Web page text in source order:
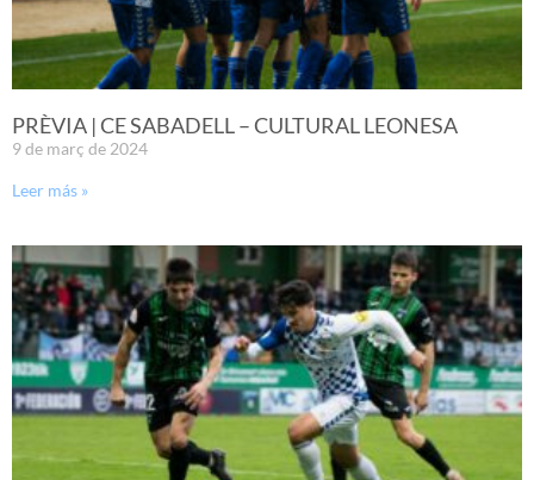
PRÈVIA | CE SABADELL – CULTURAL LEONESA
9 de març de 2024
Leer más »